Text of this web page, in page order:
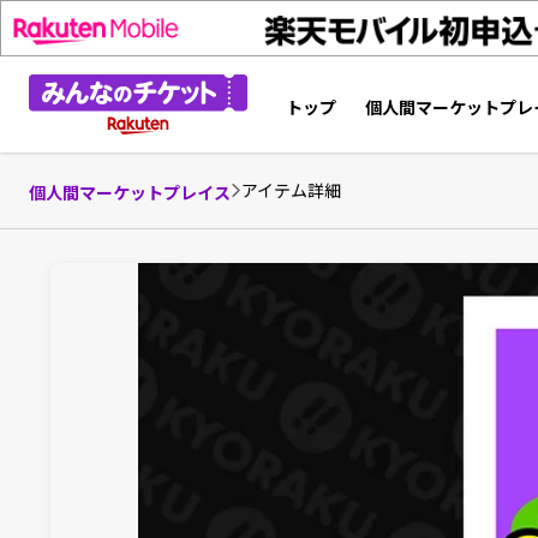
トップ 個人間マーケットプレ
個人間マーケットプレイス アイテム詳細